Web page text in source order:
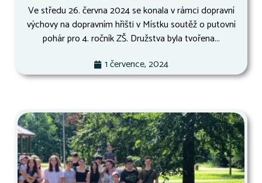
Ve středu 26. června 2024 se konala v rámci dopravní
výchovy na dopravním hřišti v Místku soutěž o putovní
pohár pro 4. ročník ZŠ. Družstva byla tvořena...
1 července, 2024